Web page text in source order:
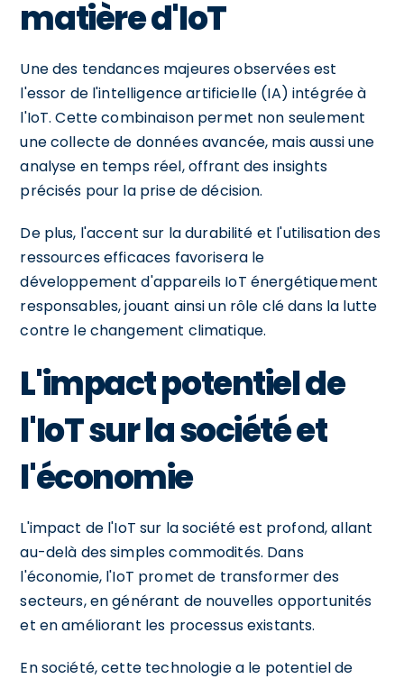
matière d'IoT
Une des tendances majeures observées est
l'essor de l'intelligence artificielle (IA) intégrée à
l'IoT. Cette combinaison permet non seulement
une collecte de données avancée, mais aussi une
analyse en temps réel, offrant des insights
précisés pour la prise de décision.
De plus, l'accent sur la durabilité et l'utilisation des
ressources efficaces favorisera le
développement d'appareils IoT énergétiquement
responsables, jouant ainsi un rôle clé dans la lutte
contre le changement climatique.
L'impact potentiel de
l'IoT sur la société et
l'économie
L'impact de l'IoT sur la société est profond, allant
au-delà des simples commodités. Dans
l'économie, l'IoT promet de transformer des
secteurs, en générant de nouvelles opportunités
et en améliorant les processus existants.
En société, cette technologie a le potentiel de